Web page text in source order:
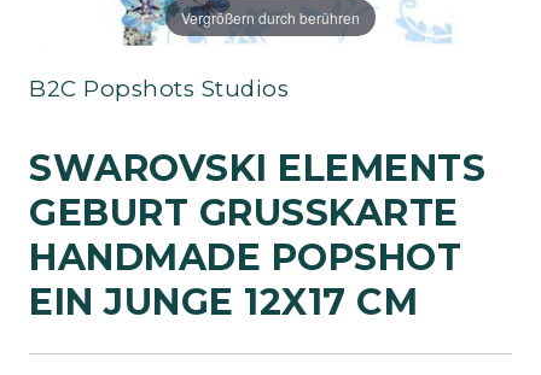
Vergrößern durch berühren
B2C Popshots Studios
SWAROVSKI ELEMENTS
GEBURT GRUSSKARTE H
ANDMADE POPSHOT E
IN JUNGE 12X17 CM